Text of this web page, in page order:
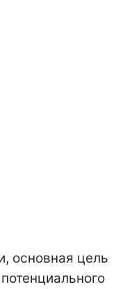
основная цель